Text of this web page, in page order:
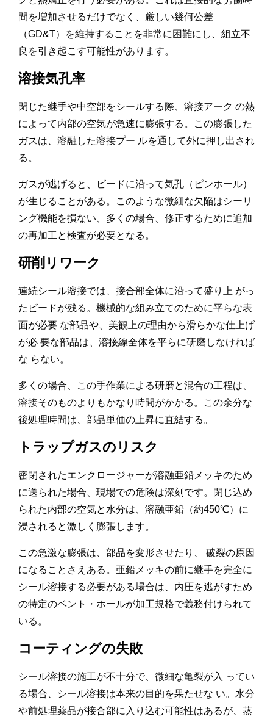
間を増加させるだけでなく、厳しい幾何公差
（GD&T）を維持することを非常に困難にし、組立不
良を引き起こす可能性があります。
溶接気孔率
閉じた継手や中空部をシールする際、溶接アーク の熱
によって内部の空気が急速に膨張する。この膨張した
ガスは、溶融した溶接プー ルを通して外に押し出され
る。
ガスが逃げると、ビードに沿って気孔（ピンホール）
が生じることがある。このような微細な欠陥はシーリ
ング機能を損ない、多くの場合、修正するために追加
の再加工と検査が必要となる。
研削リワーク
連続シール溶接では、接合部全体に沿って盛り上 がっ
たビードが残る。機械的な組み立てのために平らな表
面が必要 な部品や、美観上の理由から滑らかな仕上げ
が必 要な部品は、溶接線全体を平らに研磨しなければ
な らない。
多くの場合、この手作業による研磨と混合の工程は、
溶接そのものよりもかなり時間がかかる。この余分な
後処理時間は、部品単価の上昇に直結する。
トラップガスのリスク
密閉されたエンクロージャーが溶融亜鉛メッキのため
に送られた場合、現場での危険は深刻です。閉じ込め
られた内部の空気と水分は、溶融亜鉛（約450℃）に
浸されると激しく膨張します。
この急激な膨張は、部品を変形させたり、 破裂の原因
になることさえある。亜鉛メッキの前に継手を完全に
シール溶接する必要がある場合は、内圧を逃がすため
の特定のベント・ホールが加工規格で義務付けられて
いる。
コーティングの失敗
シール溶接の施工が不十分で、微細な亀裂が入 ってい
る場合、シール溶接は本来の目的を果たせな い。水分
や前処理薬品が接合部に入り込む可能性はあるが、蒸